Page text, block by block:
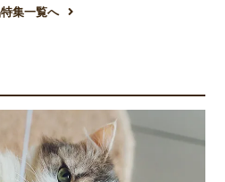
集一覧へ